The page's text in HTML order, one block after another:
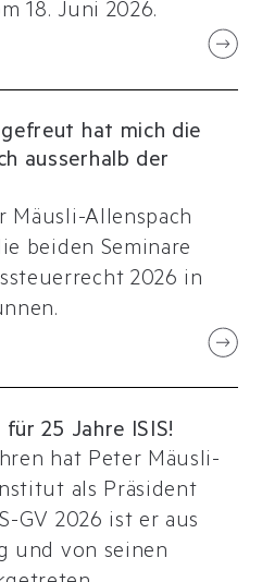
18. Juni 2026.
hat mich die
ausserhalb der
Mäusli-Allenspach
beiden Seminare
2026 in
25 Jahre ISIS!
hat Peter Mäusli-
als Präsident
GV 2026 ist er aus
und von seinen